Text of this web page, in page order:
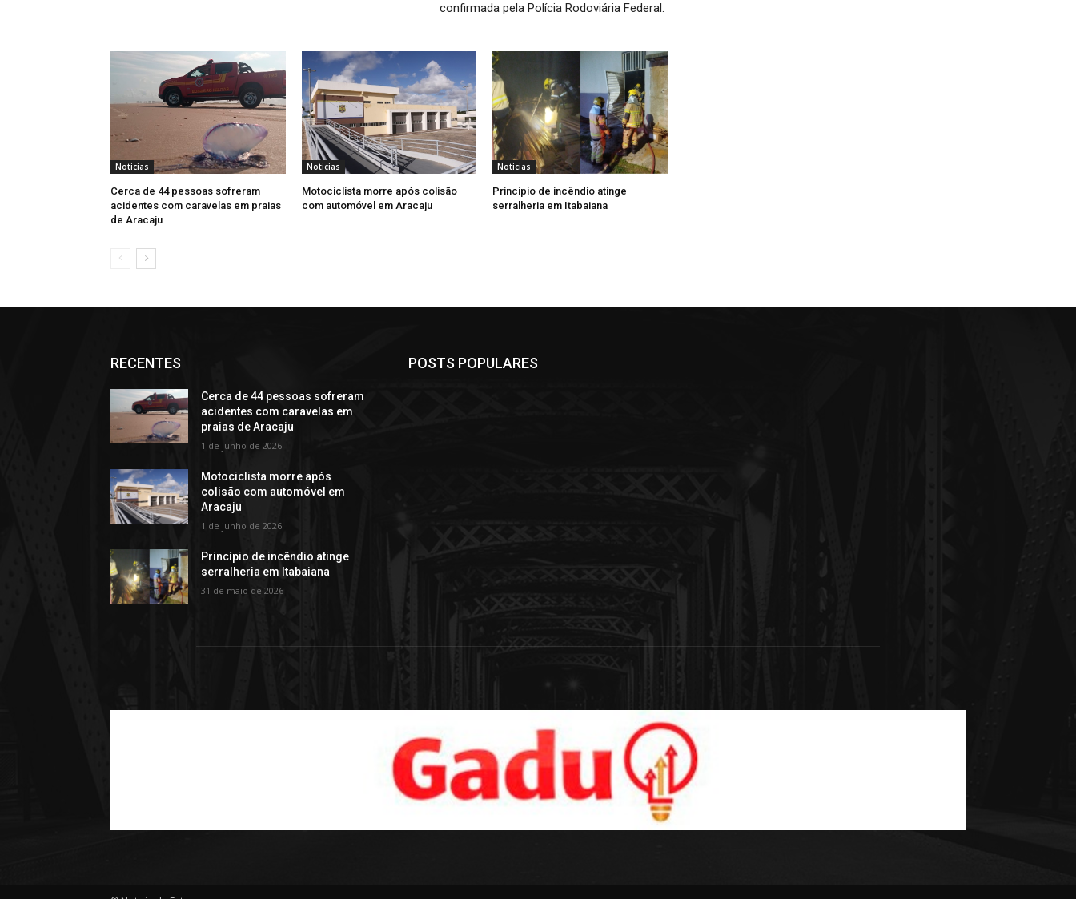
confirmada pela Polícia Rodoviária Federal.
Noticias
Cerca de 44 pessoas sofreram
acidentes com caravelas em praias
de Aracaju
Noticias
Motociclista morre após colisão
com automóvel em Aracaju
Noticias
Princípio de incêndio atinge
serralheria em Itabaiana
RECENTES
Cerca de 44 pessoas sofreram
acidentes com caravelas em
praias de Aracaju
1 de junho de 2026
Motociclista morre após
colisão com automóvel em
Aracaju
1 de junho de 2026
Princípio de incêndio atinge
serralheria em Itabaiana
31 de maio de 2026
POSTS POPULARES